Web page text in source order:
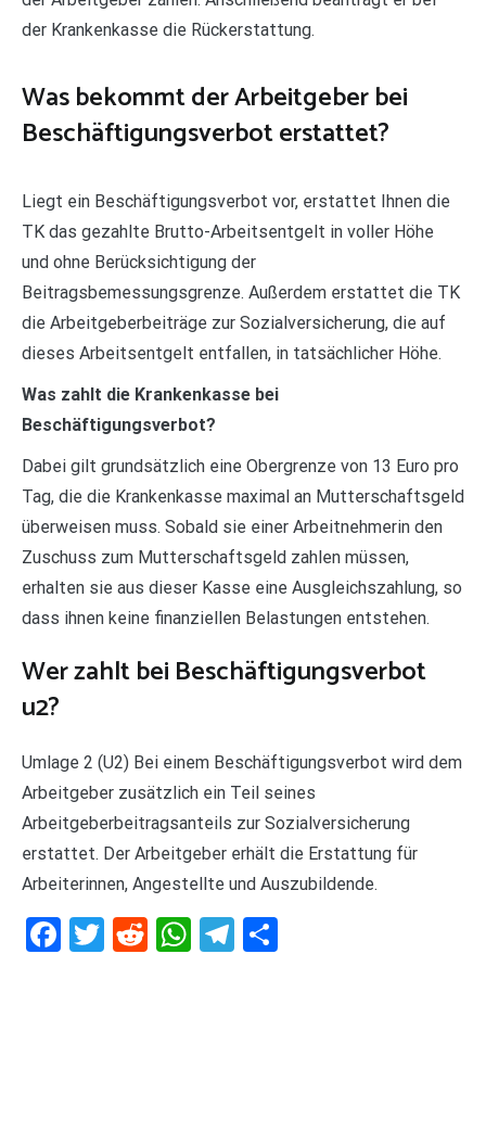
der Krankenkasse die Rückerstattung.
Was bekommt der Arbeitgeber bei
Beschäftigungsverbot erstattet?
Liegt ein Beschäftigungsverbot vor, erstattet Ihnen die
TK das gezahlte Brutto-Arbeitsentgelt in voller Höhe
und ohne Berücksichtigung der
Beitragsbemessungsgrenze. Außerdem erstattet die TK
die Arbeitgeberbeiträge zur Sozialversicherung, die auf
dieses Arbeitsentgelt entfallen, in tatsächlicher Höhe.
Was zahlt die Krankenkasse bei
Beschäftigungsverbot?
Dabei gilt grundsätzlich eine Obergrenze von 13 Euro pro
Tag, die die Krankenkasse maximal an Mutterschaftsgeld
überweisen muss. Sobald sie einer Arbeitnehmerin den
Zuschuss zum Mutterschaftsgeld zahlen müssen,
erhalten sie aus dieser Kasse eine Ausgleichszahlung, so
dass ihnen keine finanziellen Belastungen entstehen.
Wer zahlt bei Beschäftigungsverbot
u2?
Umlage 2 (U2) Bei einem Beschäftigungsverbot wird dem
Arbeitgeber zusätzlich ein Teil seines
Arbeitgeberbeitragsanteils zur Sozialversicherung
erstattet. Der Arbeitgeber erhält die Erstattung für
Arbeiterinnen, Angestellte und Auszubildende.
Facebook
Twitter
RedditWhatsApp
Telegram